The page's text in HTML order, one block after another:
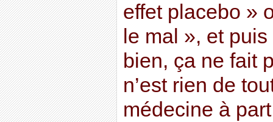
effet placebo »
le mal », et
bien, ça ne fait
n’est rien de
médecine à